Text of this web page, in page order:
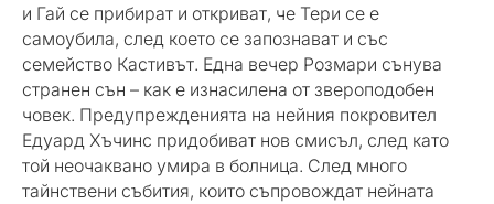
и Гай се прибират и откриват, че Тери се е
самоубила, след което се запознават и със
семейство Кастивът. Една вечер Розмари сънува
странен сън – как е изнасилена от звероподобен
човек. Предупрежденията на нейния покровител
Едуард Хъчинс придобиват нов смисъл, след като
той неочаквано умира в болница. След много
тайнствени събития, които съпровождат нейната